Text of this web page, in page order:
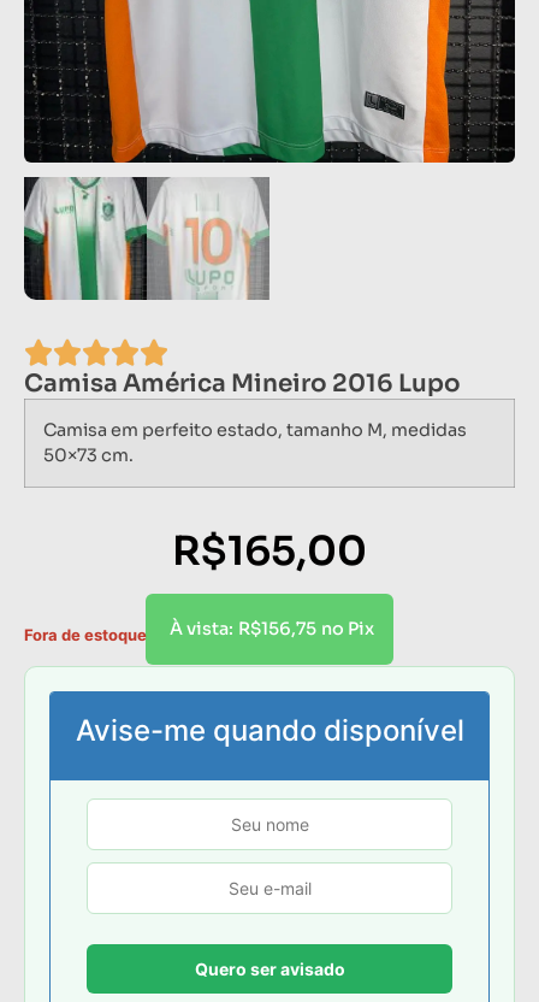
Camisa América Mineiro 2016 Lupo
Camisa em perfeito estado, tamanho M, medidas
50×73 cm.
R$165,00
À vista: R$156,75 no Pix
Fora de estoque
Avise-me quando disponível